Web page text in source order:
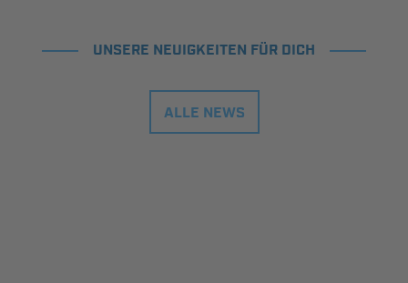
UNSERE NEUIGKEITEN FÜR DICH
ALLE NEWS